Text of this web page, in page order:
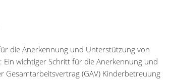
die Anerkennung und Unterstützung von
wichtiger Schritt für die Anerkennung und
(GAV) Kinderbetreuung